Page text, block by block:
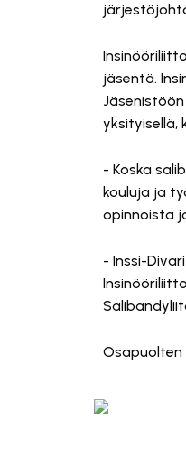
jäsentä.
yksityisellä,
- Koska
kouluja ja
opinnoista
- Inssi-
Osapuolten